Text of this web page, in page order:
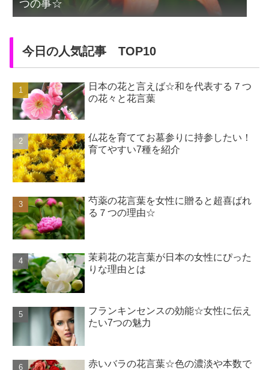
つの事☆
今日の人気記事 TOP10
日本の花と言えば☆和を代表する７つ
の花々と花言葉
仏花を育ててお墓参りに持参したい！
育てやすい7種を紹介
芍薬の花言葉を女性に贈ると超喜ばれ
る７つの理由☆
茉莉花の花言葉が日本の女性にぴった
りな理由とは
フランキンセンスの効能☆女性に伝え
たい7つの魅力
赤いバラの花言葉☆色の濃淡や本数で